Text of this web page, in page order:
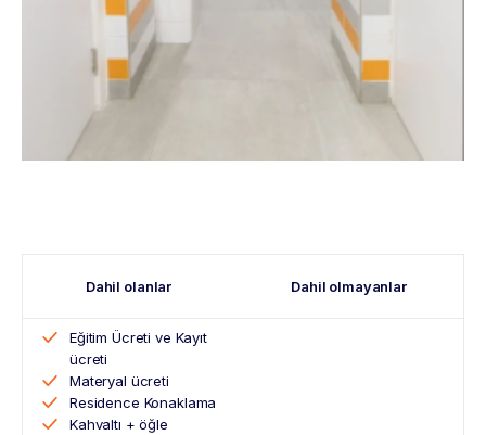
Dahil olanlar Dahil olmayanlar
Eğitim Ücreti ve Kayıt
ücreti
Materyal ücreti
Residence Konaklama
Kahvaltı + öğle